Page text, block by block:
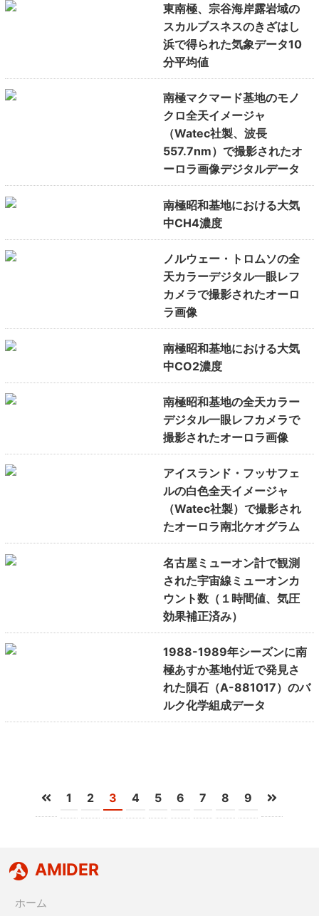
東南極、宗谷海岸露岩域の
スカルブスネスのきざはし
浜で得られた気象データ10
分平均値
南極マクマード基地のモノ
クロ全天イメージャ
（Watec社製、波長
557.7nm）で撮影されたオ
ーロラ画像デジタルデータ
南極昭和基地における大気
中CH4濃度
ノルウェー・トロムソの全
天カラーデジタル一眼レフ
カメラで撮影されたオーロ
ラ画像
南極昭和基地における大気
中CO2濃度
南極昭和基地の全天カラー
デジタル一眼レフカメラで
撮影されたオーロラ画像
アイスランド・フッサフェ
ルの白色全天イメージャ
（Watec社製）で撮影され
たオーロラ南北ケオグラム
名古屋ミューオン計で観測
された宇宙線ミューオンカ
ウント数（１時間値、気圧
効果補正済み）
1988-1989年シーズンに南
極あすか基地付近で発見さ
れた隕石（A-881017）のバ
ルク化学組成データ
1 2 3 4 5 6 7 8 9
AMIDER
ホーム